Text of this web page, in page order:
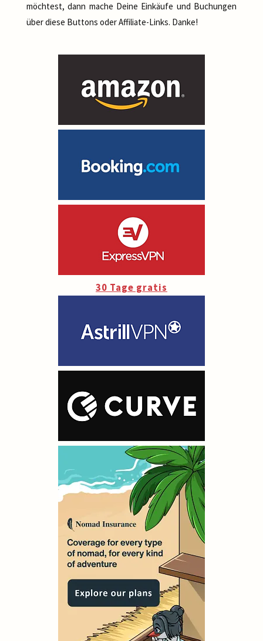
möchtest, dann mache Deine Einkäufe und Buchungen
über diese Buttons oder Affiliate-Links. Danke!
30 Tage gratis